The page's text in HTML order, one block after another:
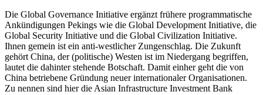
Die Global Governance Initiative ergänzt frühere programmatische
Ankündigungen Pekings wie die Global Development Initiative, die
Global Security Initiative und die Global Civilization Initiative.
Ihnen gemein ist ein anti-westlicher Zungenschlag. Die Zukunft
gehört China, der (politische) Westen ist im Niedergang begriffen,
lautet die dahinter stehende Botschaft. Damit einher geht die von
China betriebene Gründung neuer internationaler Organisationen.
Zu nennen sind hier die Asian Infrastructure Investment Bank